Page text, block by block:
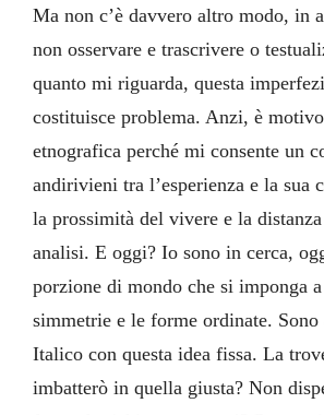
Ma non c’è davvero altro modo, in
non osservare e trascrivere o
quanto mi riguarda, questa
costituisce problema. Anzi, è
etnografica perché mi consente un
andirivieni tra l’esperienza e la sua
la prossimità del vivere e la
analisi. E oggi? Io sono in cerca,
porzione di mondo che si imponga
simmetrie e le forme ordinate.
Italico con questa idea fissa. La
imbatterò in quella giusta? Non